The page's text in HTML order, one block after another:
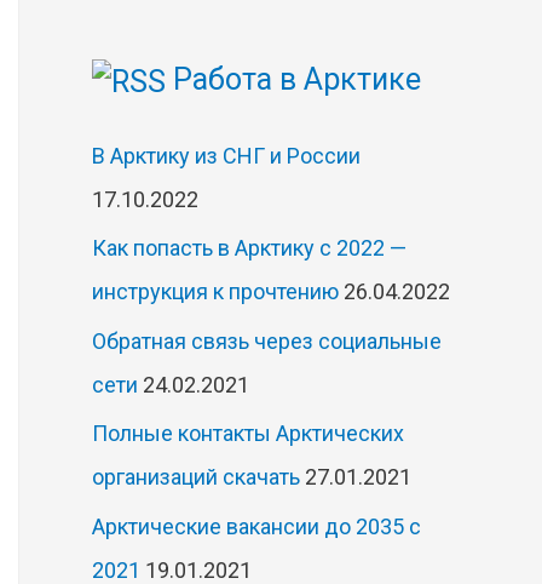
Работа в Арктике
В Арктику из СНГ и России
17.10.2022
Как попасть в Арктику с 2022 —
инструкция к прочтению 26.04.2022
Обратная связь через социальные
сети 24.02.2021
Полные контакты Арктических
организаций скачать 27.01.2021
Арктические вакансии до 2035 с
2021 19.01.2021